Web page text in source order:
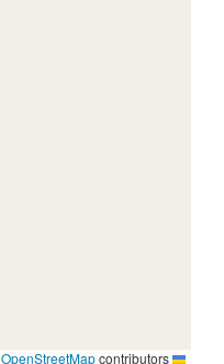
OpenStreetMapcontributors